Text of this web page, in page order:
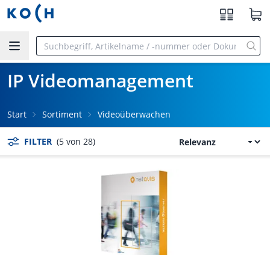
Zum Hauptinhalt springen
IP Videomanagement
Start Sortiment Videoüberwachen
FILTER (5 von 28)